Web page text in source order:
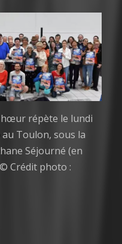
répète le lundi
Toulon, sous la
Séjourné (en
Crédit photo :